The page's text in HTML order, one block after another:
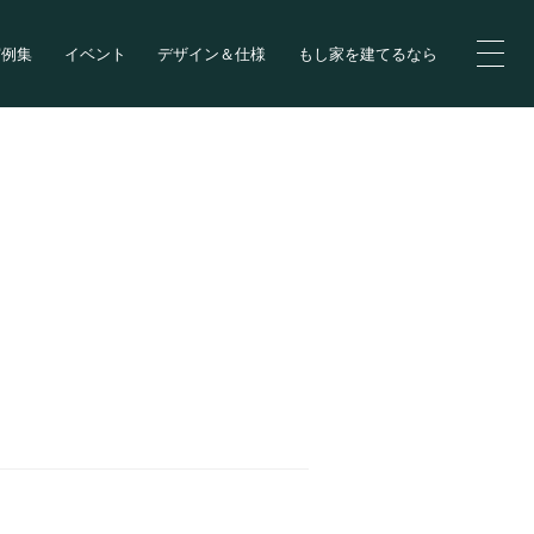
集 イベント デザイン＆仕様 もし家を建てるなら